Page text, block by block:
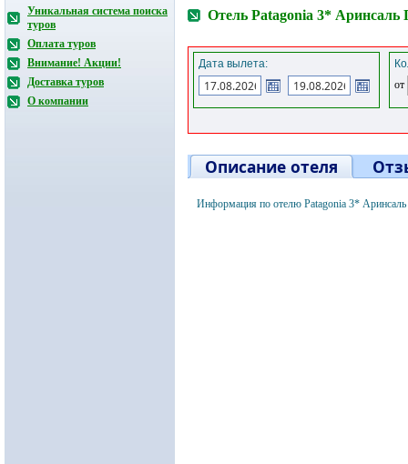
Уникальная система поиска
туров
Оплата туров
Внимание! Акции!
Доставка туров
О компании
Отель Patagonia 3* Аринсаль
Дата вылета:
от
Описание отеля
Информация по отелю Patagonia 3*